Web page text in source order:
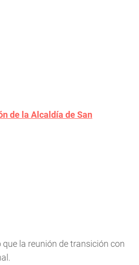
de la Alcaldía de San
que la reunión de transición con